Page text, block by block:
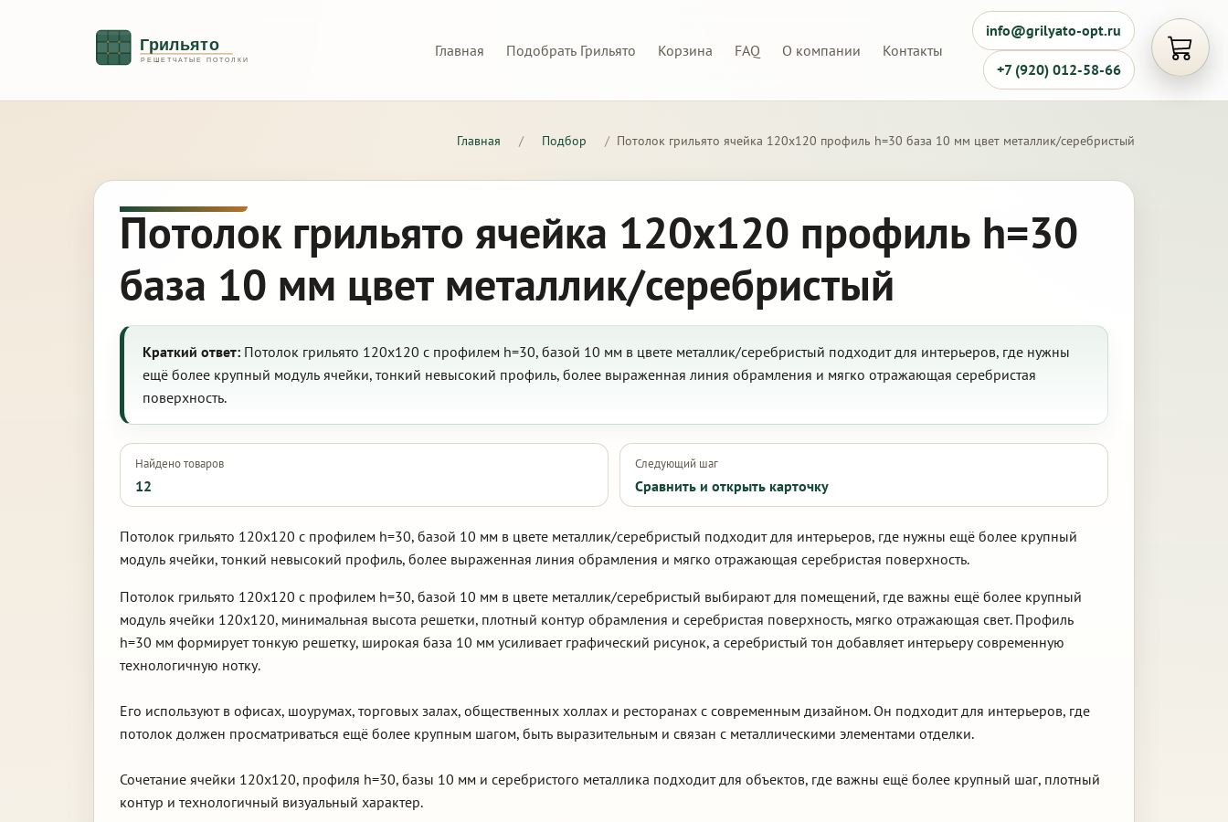
Главная Подобрать Грильято Корзина FAQ О компании Контакты
info@grilyato-opt.ru
+7 (920) 012-58-66
Главная / Подбор / Потолок грильято ячейка 120х120 профиль h=30 база 10 мм цвет металлик/серебристый
Потолок грильято ячейка 120х120 профиль h=30
база 10 мм цвет металлик/серебристый
Краткий ответ: Потолок грильято 120х120 с профилем h=30, базой 10 мм в цвете металлик/серебристый подходит для интерьеров, где нужны
ещё более крупный модуль ячейки, тонкий невысокий профиль, более выраженная линия обрамления и мягко отражающая серебристая
поверхность.
Найдено товаров
12
Следующий шаг
Сравнить и открыть карточку
Потолок грильято 120х120 с профилем h=30, базой 10 мм в цвете металлик/серебристый подходит для интерьеров, где нужны ещё более крупный
модуль ячейки, тонкий невысокий профиль, более выраженная линия обрамления и мягко отражающая серебристая поверхность.
Потолок грильято 120х120 с профилем h=30, базой 10 мм в цвете металлик/серебристый выбирают для помещений, где важны ещё более крупный
модуль ячейки 120х120, минимальная высота решетки, плотный контур обрамления и серебристая поверхность, мягко отражающая свет. Профиль
h=30 мм формирует тонкую решетку, широкая база 10 мм усиливает графический рисунок, а серебристый тон добавляет интерьеру современную
технологичную нотку.
Его используют в офисах, шоурумах, торговых залах, общественных холлах и ресторанах с современным дизайном. Он подходит для интерьеров, где
потолок должен просматриваться ещё более крупным шагом, быть выразительным и связан с металлическими элементами отделки.
Сочетание ячейки 120х120, профиля h=30, базы 10 мм и серебристого металлика подходит для объектов, где важны ещё более крупный шаг, плотный
контур и технологичный визуальный характер.
Открыть